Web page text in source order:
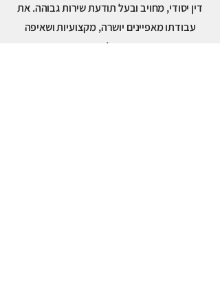
דין יסודי, מחויב ובעל תודעת שירות גבוהה. את
עבודתו מאפיינים יושרה, מקצועיות ושאיפה
מתמדת למצוינות.